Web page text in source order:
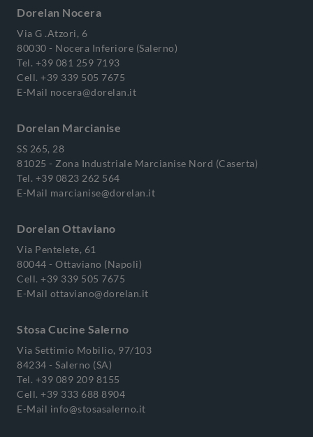
Dorelan Nocera
Via G .Atzori, 6
80030 - Nocera Inferiore (Salerno)
Tel. +39 081 259 7193
Cell. +39 339 505 7675
E-Mail nocera@dorelan.it
Dorelan Marcianise
SS 265, 28
81025 - Zona Industriale Marcianise Nord (Caserta)
Tel. +39 0823 262 564
E-Mail marcianise@dorelan.it
Dorelan Ottaviano
Via Pentelete, 61
80044 - Ottaviano (Napoli)
Cell. +39 339 505 7675
E-Mail ottaviano@dorelan.it
Stosa Cucine Salerno
Via Settimio Mobilio, 97/103
84234 - Salerno (SA)
Tel. +39 089 209 8155
Cell. +39 333 688 8904
E-Mail info@stosasalerno.it